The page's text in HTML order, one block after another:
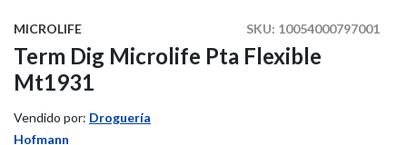
SKU: 10054000797001
MICROLIFE
Term Dig Microlife Pta Flexible
Mt1931
Vendido por: Droguería
Hofmann